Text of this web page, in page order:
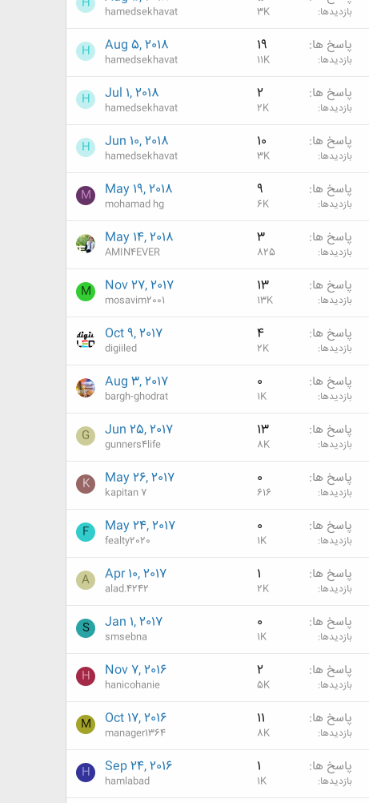
بازدیدها 3K
hamedsekhavat
پاسخ ها 19
بازدیدها 11K
Aug 5, 2018
hamedsekhavat
H
پاسخ ها 2
بازدیدها 2K
Jul 1, 2018
hamedsekhavat
H
پاسخ ها 10
بازدیدها 3K
Jun 10, 2018
hamedsekhavat
H
پاسخ ها 9
بازدیدها 6K
May 19, 2018
mohamad hg
M
پاسخ ها 3
بازدیدها 825
May 14, 2018
AMIN4EVER
پاسخ ها 13
بازدیدها 13K
Nov 27, 2017
mosavim2001
M
پاسخ ها 4
بازدیدها 2K
Oct 9, 2017
digiiled
پاسخ ها 0
بازدیدها 1K
Aug 3, 2017
bargh-ghodrat
پاسخ ها 13
بازدیدها 8K
Jun 25, 2017
gunners4life
G
پاسخ ها 0
بازدیدها 616
May 26, 2017
kapitan 7
K
پاسخ ها 0
بازدیدها 1K
May 24, 2017
fealty2020
F
پاسخ ها 1
بازدیدها 2K
Apr 10, 2017
alad.4242
A
پاسخ ها 0
بازدیدها 1K
Jan 1, 2017
smsebna
S
پاسخ ها 2
بازدیدها 5K
Nov 7, 2016
hanicohanie
H
پاسخ ها 11
بازدیدها 8K
Oct 17, 2016
manager1364
M
پاسخ ها 1
بازدیدها 1K
Sep 24, 2016
hamlabad
H